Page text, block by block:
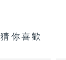
猜你喜歡